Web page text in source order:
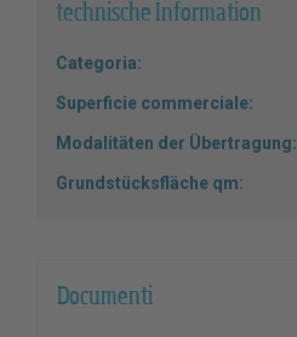
technische Information
Categoria:
Superficie commerciale:
Modalitäten der Übertragung:
Grundstücksfläche qm:
Documenti